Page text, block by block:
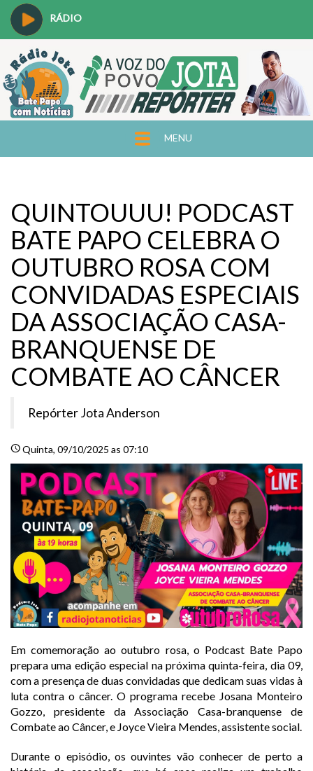
RÁDIO
MENU
QUINTOUUU! PODCAST
BATE PAPO CELEBRA O
OUTUBRO ROSA COM
CONVIDADAS ESPECIAIS
DA ASSOCIAÇÃO CASA-
BRANQUENSE DE
COMBATE AO CÂNCER
Repórter Jota Anderson
scheduleQuinta, 09/10/2025 as 07:10
Em comemoração ao outubro rosa, o Podcast Bate Papo
prepara uma edição especial na próxima quinta-feira, dia 09,
com a presença de duas convidadas que dedicam suas vidas à
luta contra o câncer. O programa recebe Josana Monteiro
Gozzo, presidente da Associação Casa-branquense de
Combate ao Câncer, e Joyce Vieira Mendes, assistente social.
Durante o episódio, os ouvintes vão conhecer de perto a